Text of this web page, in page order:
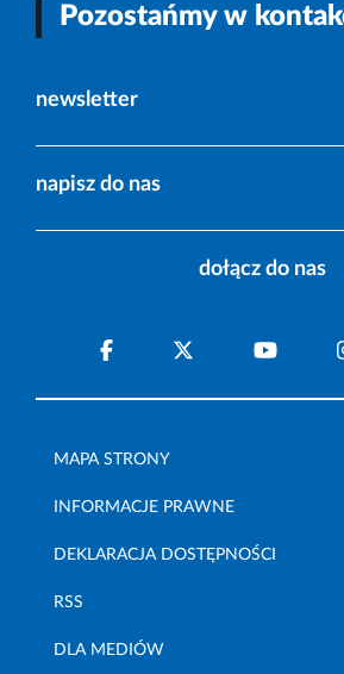
Pozostańmy w
newsletter
napisz do nas
dołącz do nas
MAPA STRONY
INFORMACJE PRAWNE
DEKLARACJA DOSTĘPNOŚCI
RSS
DLA MEDIÓW